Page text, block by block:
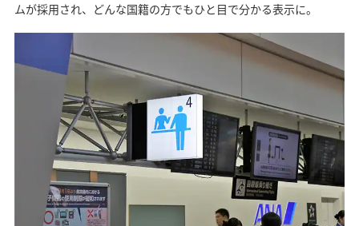
ムが採用され、どんな国籍の方でもひと目で分かる表示に。